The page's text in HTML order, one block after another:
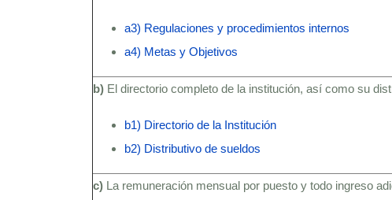
a3) Regulaciones y procedimientos internos
a4) Metas y Objetivos
b) El directorio completo de la institución, así como su
b1) Directorio de la Institución
b2) Distributivo de sueldos
c) La remuneración mensual por puesto y todo ingreso